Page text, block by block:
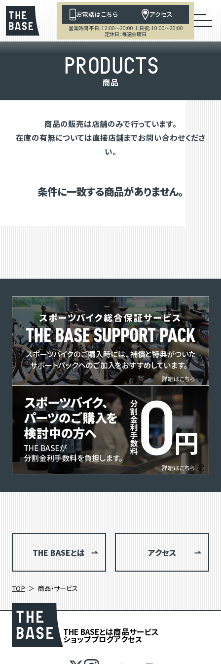
お電話はこちら アクセス
営業時間 平日：12:00～20:00 土日祝：10:00～20:00
定休日：毎週金曜日
PRODUCTS
商品
商品の販売は店舗のみで行っています。
在庫の有無については直接店舗までお問い合わせくださ
い。
条件に一致する商品がありません。
THE BASEとは アクセス
TOP 商品・サービス
THE BASEとは商品サービス
ショップブログアクセス